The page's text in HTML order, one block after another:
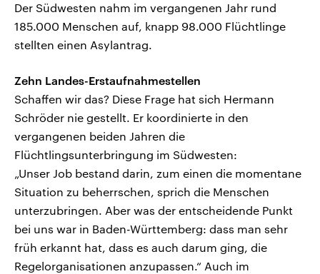
Der Südwesten nahm im vergangenen Jahr rund
185.000 Menschen auf, knapp 98.000 Flüchtlinge
stellten einen Asylantrag.
Zehn Landes-Erstaufnahmestellen
Schaffen wir das? Diese Frage hat sich Hermann
Schröder nie gestellt. Er koordinierte in den
vergangenen beiden Jahren die
Flüchtlingsunterbringung im Südwesten:
„Unser Job bestand darin, zum einen die momentane
Situation zu beherrschen, sprich die Menschen
unterzubringen. Aber was der entscheidende Punkt
bei uns war in Baden-Württemberg: dass man sehr
früh erkannt hat, dass es auch darum ging, die
Regelorganisationen anzupassen.“ Auch im